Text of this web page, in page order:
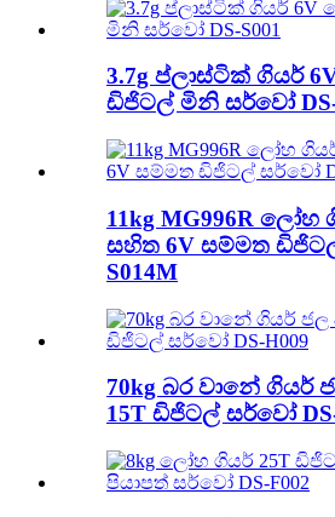
3.7g ප්ලාස්ටික් ගියර්
ඩිජිටල් මිනි සර්වෝ DS-
11kg MG996R ලෝහ
සහිත 6V සම්මත
S014M
70kg බර වානේ ගියර්
15T ඩිජිටල් සර්වෝ